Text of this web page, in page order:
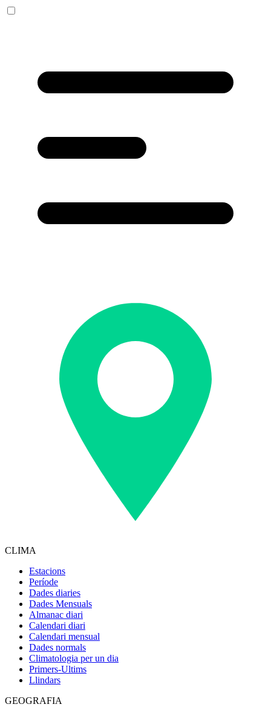
CLIMA
Estacions
Període
Dades diaries
Dades Mensuals
Almanac diari
Calendari diari
Calendari mensual
Dades normals
Climatologia per un dia
Primers-Ultims
Llindars
GEOGRAFIA